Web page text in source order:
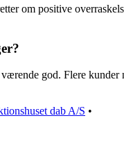
om positive
god. Flere
dab A/S •